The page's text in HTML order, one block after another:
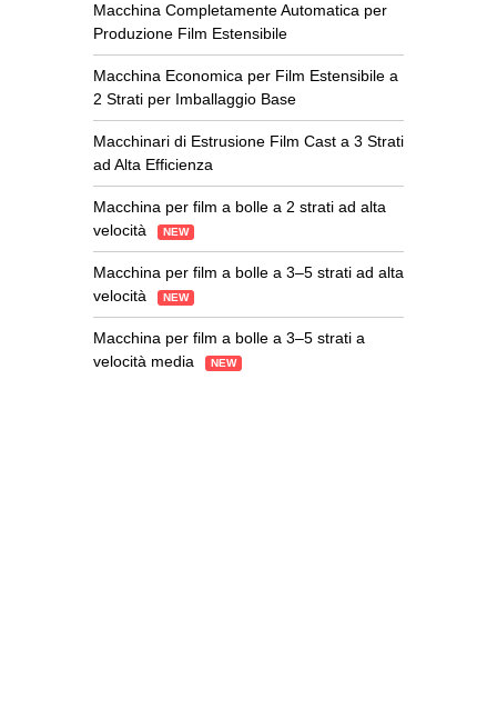
Macchina Completamente Automatica per
Produzione Film Estensibile
Macchina Economica per Film Estensibile a
2 Strati per Imballaggio Base
Macchinari di Estrusione Film Cast a 3 Strati
ad Alta Efficienza
Macchina per film a bolle a 2 strati ad alta
velocità
NEW
Macchina per film a bolle a 3–5 strati ad alta
velocità
NEW
Macchina per film a bolle a 3–5 strati a
velocità media
NEW